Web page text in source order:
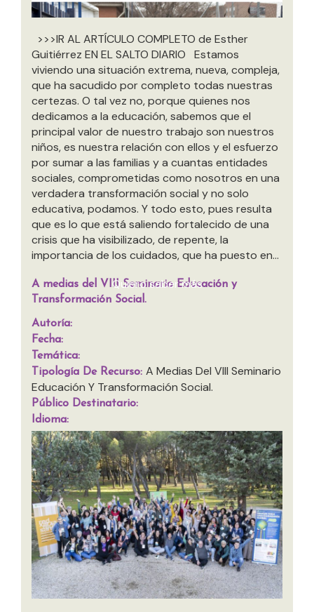
>>>IR AL ARTÍCULO COMPLETO de Esther
Guitiérrez EN EL SALTO DIARIO Estamos
viviendo una situación extrema, nueva, compleja,
que ha sacudido por completo todas nuestras
certezas. O tal vez no, porque quienes nos
dedicamos a la educación, sabemos que el
principal valor de nuestro trabajo son nuestros
niños, es nuestra relación con ellos y el esfuerzo
por sumar a las familias y a cuantas entidades
sociales, comprometidas como nosotros en una
verdadera transformación social y no solo
educativa, podamos. Y todo esto, pues resulta
que es lo que está saliendo fortalecido de una
crisis que ha visibilizado, de repente, la
importancia de los cuidados, que ha puesto en...
Quiero saber más
A medias del VIII Seminario Educación y
Transformación Social.
Autoría:
Fecha:
Temática:
Tipología De Recurso: A Medias Del VIII Seminario
Educación Y Transformación Social.
Público Destinatario:
Idioma: